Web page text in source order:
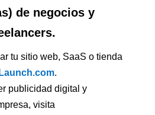
de negocios y
tu sitio web, SaaS o tienda
.
publicidad digital y
visita